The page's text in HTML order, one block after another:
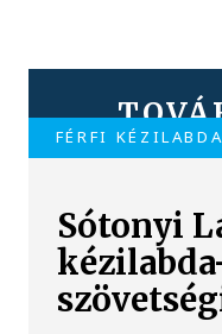
FÉRFI
Sótonyi